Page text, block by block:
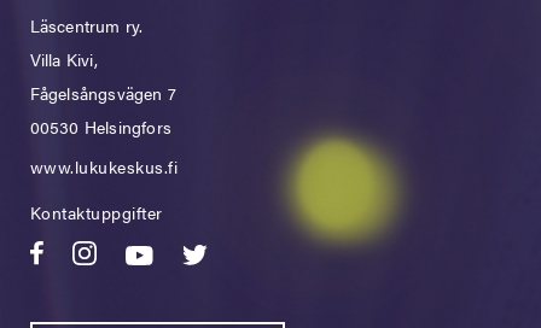
Läscentrum ry.
Villa Kivi,
Fågelsångsvägen 7
00530 Helsingfors
www.lukukeskus.fi
Kontaktuppgifter